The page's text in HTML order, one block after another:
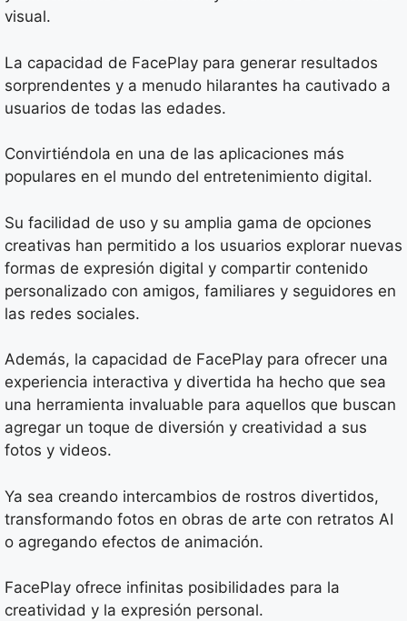
visual.
La capacidad de FacePlay para generar resultados
sorprendentes y a menudo hilarantes ha cautivado a
usuarios de todas las edades.
Convirtiéndola en una de las aplicaciones más
populares en el mundo del entretenimiento digital.
Su facilidad de uso y su amplia gama de opciones
creativas han permitido a los usuarios explorar nuevas
formas de expresión digital y compartir contenido
personalizado con amigos, familiares y seguidores en
las redes sociales.
Además, la capacidad de FacePlay para ofrecer una
experiencia interactiva y divertida ha hecho que sea
una herramienta invaluable para aquellos que buscan
agregar un toque de diversión y creatividad a sus
fotos y videos.
Ya sea creando intercambios de rostros divertidos,
transformando fotos en obras de arte con retratos AI
o agregando efectos de animación.
FacePlay ofrece infinitas posibilidades para la
creatividad y la expresión personal.